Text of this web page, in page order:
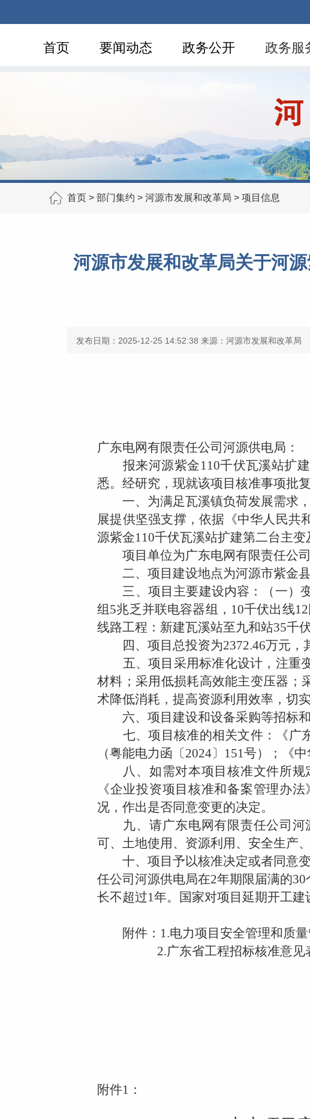
首页 要闻动态 政务公开 政务服
首页 > 部门集约 > 河源市发展和改革局 > 项目信息
河源市发展和改革局关于河
发布日期：2025-12-25 14:52:38 来源：河源市发展和改革局
广东电网有限责任公司河源供电局：
报来河源紫金110千伏瓦溪站扩
悉。经研究，现就该项目核准事项批复
一、为满足瓦溪镇负荷发展需求，
展提供坚强支撑，依据《中华人民共
源紫金110千伏瓦溪站扩建第二台主变
项目单位为广东电网有限责任公司
二、项目建设地点为河源市紫金县
三、项目主要建设内容：（一）
组5兆乏并联电容器组， 10千伏出线12
线路工程：新建瓦溪站至九和站35千
四、项目总投资为2372.46万元，
五、项目采用标准化设计，注重变
材料；采用低损耗高效能主变压器；
术降低消耗，提高资源利用效率，切
六、项目建设和设备采购等招标和
七、项目核准的相关文件：《广
（粤能电力函〔2024〕 151号）；《
八、如需对本项目核准文件所规
《企业投资项目核准和备案管理办
况，作出是否同意变更的决定。
九、请广东电网有限责任公司河
可、土地使用、资源利用、安全生产
十、项目予以核准决定或者同意变
任公司河源供电局在2年期限届满的30
长不超过1年。国家对项目延期开工建
附件： 1.电力项目安全管理和质
2.广东省工程招标核准意见
附件1：